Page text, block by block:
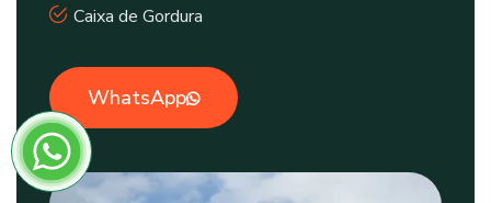
Caixa de Gordura
WhatsApp